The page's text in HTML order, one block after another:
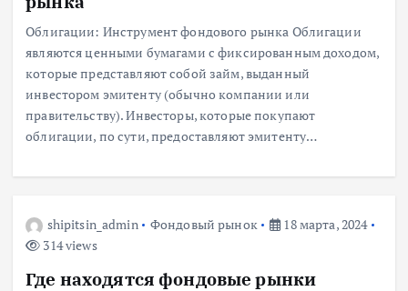
Облигации: Инструмент фондового рынка Облигации
являются ценными бумагами с фиксированным доходом,
которые представляют собой займ, выданный
инвестором эмитенту (обычно компании или
правительству). Инвесторы, которые покупают
облигации, по сути, предоставляют эмитенту…
shipitsin_admin Фондовый рынок
18 марта, 2024
314 views
Где находятся фондовые рынки